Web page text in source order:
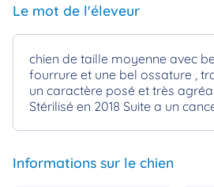
Le mot de l'éleveur
chien de taille moyenne avec
fourrure et une bel ossature ,
un caractère posé et très
Stérilisé en 2018 Suite a un
Informations sur le chien